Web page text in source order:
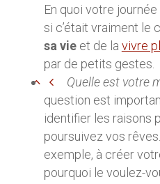
En quoi votre
si c’était vraiment le
sa vieet de la vivre
par de petits gestes.
Quelle est votre
question est
identifier les raisons
poursuivez vos
exemple, à créer
pourquoi le voulez-